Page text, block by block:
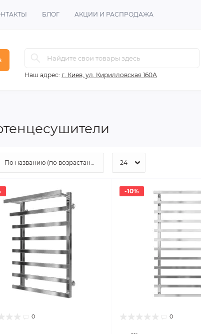
БЛОГ АКЦИИ И РАСПРОДАЖА
Наш адрес: г. Киев, ул. Кирилловская 160А
0
-10%
0